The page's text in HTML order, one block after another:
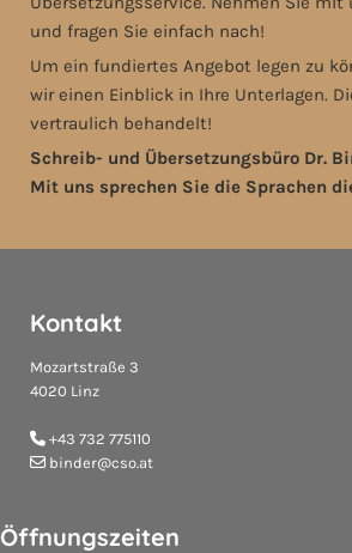
und fragen Sie einfach nach!
Um ein fundiertes Angebot legen zu
wir einen Einblick in Ihre Unterlagen.
vertraulich behandelt!
Schreib- und Übersetzungsbüro Dr.
Mit uns sprechen Sie die Sprachen
Kontakt
Mozartstraße 3
4020 Linz
 +43 732 775110
 binder@cso.at
Öffnungszeiten